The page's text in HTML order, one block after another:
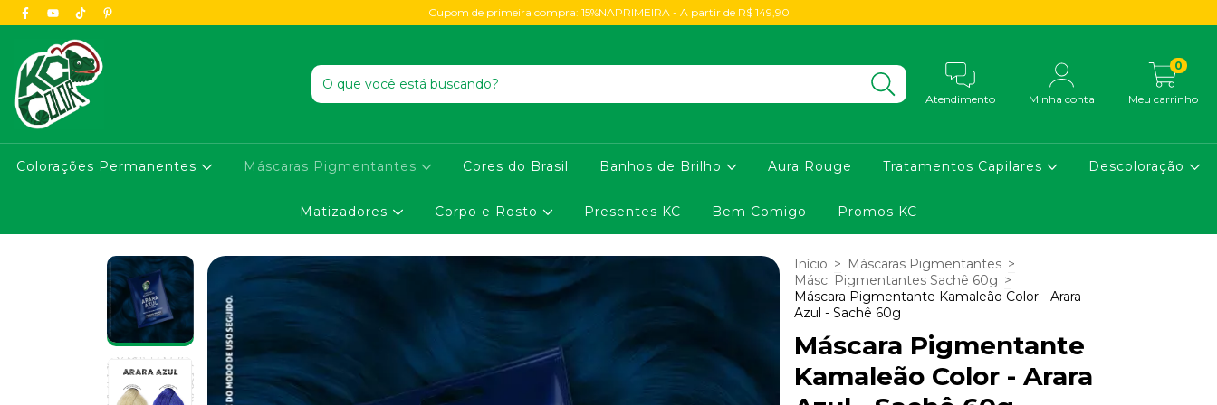
Cupom de primeira compra: 15%NAPRIMEIRA - A partir de R$ 149,90
Atendimento Minha conta Meu carrinho
0
Colorações Permanentes Máscaras Pigmentantes Cores do Brasil Banhos de Brilho Aura Rouge Tratamentos Capilares Descoloração
Matizadores Corpo e Rosto Presentes KC Bem Comigo Promos KC
Início > Máscaras Pigmentantes >
Másc. Pigmentantes Sachê 60g >
Máscara Pigmentante Kamaleão Color - Arara
Azul - Sachê 60g
Máscara Pigmentante
Kamaleão Color - Arara